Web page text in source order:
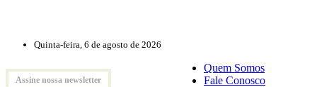
Quinta-feira, 6 de agosto de 2026
Assine nossa newsletter
Quem Somos
Fale Conosco